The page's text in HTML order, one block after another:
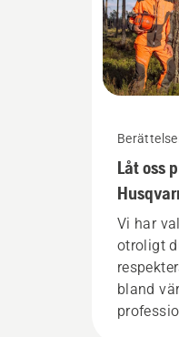
Låt oss
våra
Vi har
otroligt
bland